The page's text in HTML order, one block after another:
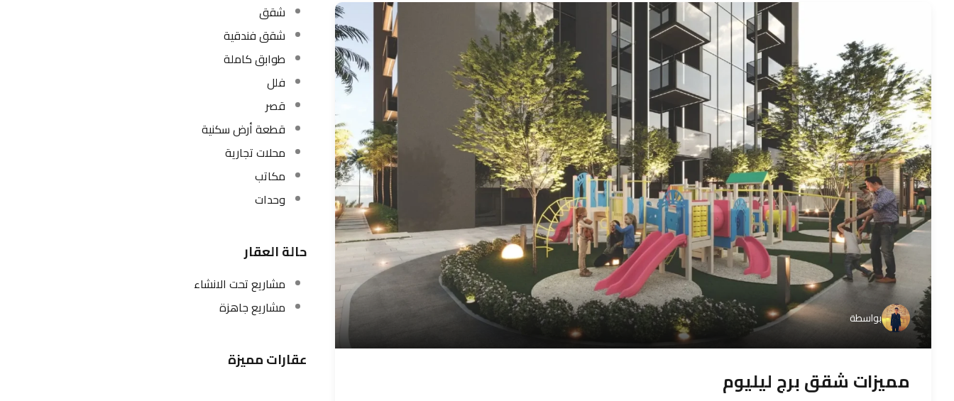
بواسطة
مميزات شقق برج ليليوم
شقق
شقق فندقية
طوابق كاملة
فلل
قصر
قطعة أرض سكنية
محلات تجارية
مكاتب
وحدات
حالة العقار
مشاريع تحت الانشاء
مشاريع جاهزة
عقارات مميزة